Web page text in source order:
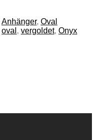
Anhänger, Oval
oval , vergoldet, Onyx